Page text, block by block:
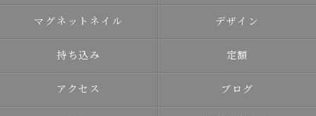
マグネットネイル デザイン
持ち込み 定額
アクセス ブログ